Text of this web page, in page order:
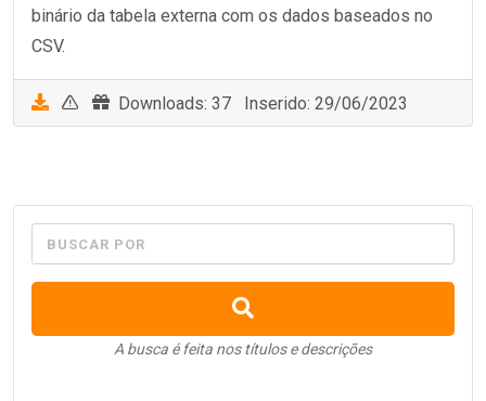
binário da tabela externa com os dados baseados no
CSV.
Downloads: 37 Inserido: 29/06/2023
BUSCAR POR
A busca é feita nos títulos e descrições